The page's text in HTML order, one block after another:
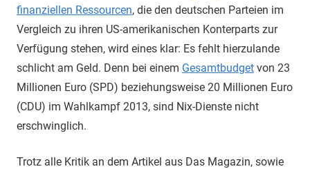
finanziellen Ressourcen, die den deutschen Parteien im
Vergleich zu ihren US-amerikanischen Konterparts zur
Verfügung stehen, wird eines klar: Es fehlt hierzulande
schlicht am Geld. Denn bei einem Gesamtbudget von 23
Millionen Euro (SPD) beziehungsweise 20 Millionen Euro
(CDU) im Wahlkampf 2013, sind Nix-Dienste nicht
erschwinglich.
Trotz alle Kritik an dem Artikel aus Das Magazin, sowie